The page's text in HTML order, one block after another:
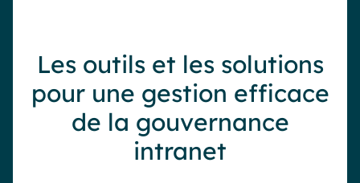
Les outils et les solutions
pour une gestion efficace
de la gouvernance
intranet